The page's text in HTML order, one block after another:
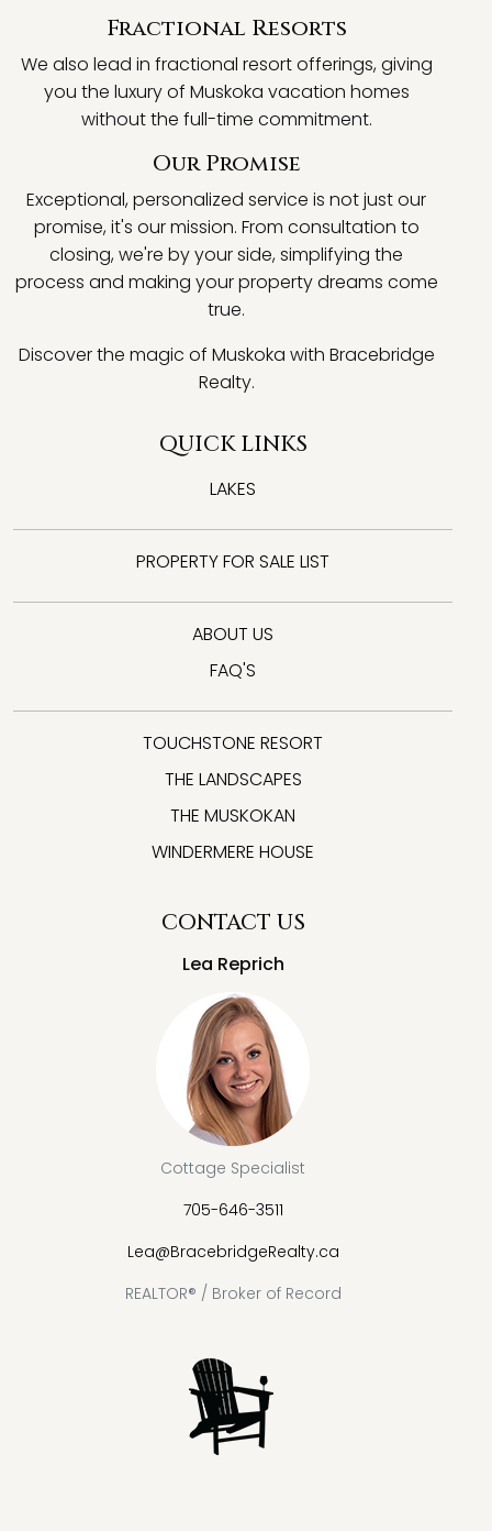
Fractional Resorts
We also lead in fractional resort offerings, giving
you the luxury of Muskoka vacation homes
without the full-time commitment.
Our Promise
Exceptional, personalized service is not just our
promise, it's our mission. From consultation to
closing, we're by your side, simplifying the
process and making your property dreams come
true.
Discover the magic of Muskoka with Bracebridge
Realty.
QUICK LINKS
LAKES
PROPERTY FOR SALE LIST
ABOUT US
FAQ'S
TOUCHSTONE RESORT
THE LANDSCAPES
THE MUSKOKAN
WINDERMERE HOUSE
CONTACT US
Lea Reprich
Cottage Specialist
705-646-3511
Lea@BracebridgeRealty.ca
REALTOR® / Broker of Record